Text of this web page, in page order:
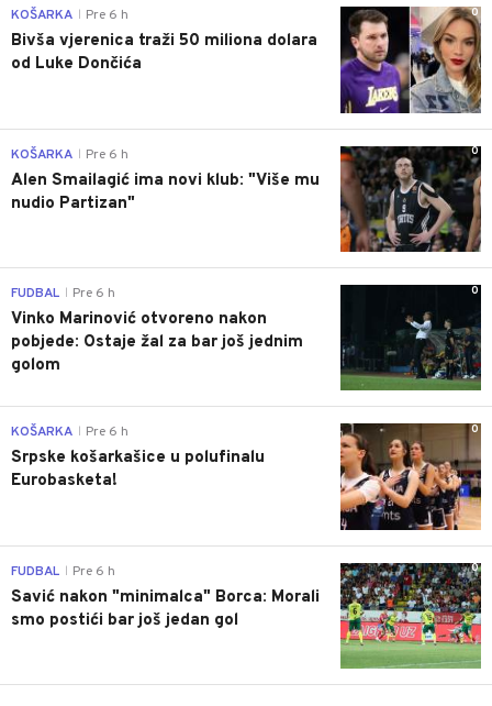
0
KOŠARKA Pre 6 h
Bivša vjerenica traži 50 miliona dolara
od Luke Dončića
0
KOŠARKA Pre 6 h
Alen Smailagić ima novi klub: "Više mu
nudio Partizan"
0
FUDBAL Pre 6 h
Vinko Marinović otvoreno nakon
pobjede: Ostaje žal za bar još jednim
golom
0
KOŠARKA Pre 6 h
Srpske košarkašice u polufinalu
Eurobasketa!
0
FUDBAL Pre 6 h
Savić nakon "minimalca" Borca: Morali
smo postići bar još jedan gol